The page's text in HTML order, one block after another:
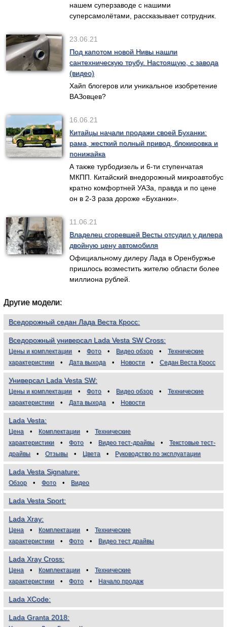
нашем суперзаводе с нашими
суперсамолётами, рассказывает сотрудник.
23.06.21
Под капотом новой Нивы нашли
сантехническую трубу. Настоящую, с завода
(видео)
Хайп блогеров или уникальное изобретение
ВАЗовцев?
16.06.21
Китайцы начали продажи своей Буханки:
рама, жесткий полный привод, блокировка и
понижайка
А также турбодизель и 6-ти ступенчатая
МКПП. Китайский внедорожный микроавтобус
кратно комфортней УАЗа, правда и по цене
он в 2-3 раза дороже «Буханки».
11.06.21
Владелец сгоревшей Весты отсудил у дилера
двойную цену автомобиля
Официальному дилеру Лада в Оренбуржье
пришлось возместить жителю области более
миллиона рублей.
Другие модели:
Вседорожный седан Лада Веста Кросс
Вседорожный универсал Lada Vesta SW Cross
Цены и комплектации Фото Видео обзор
Технические
характеристики
Дата выхода Новости Седан Веста Кросс
Универсал Lada Vesta SW
Цены и комплектации Фото Видео обзор
Технические
характеристики
Дата выхода Новости
Lada Vesta
Цена Комплектации
Технические
характеристики
Фото Видео тест-драйвы
Текстовые тест-
драйвы
Отзывы Цвета Руководство по эксплуатации
Lada Vesta Signature
Обзор Фото Видео
Lada Vesta Sport
Lada Xray
Цена Комплектации
Технические
характеристики
Фото Видео тест драйвы
Lada Xray Cross
Цена Комплектации
Технические
характеристики
Фото Начало продаж
Lada XCode
Lada Granta 2018